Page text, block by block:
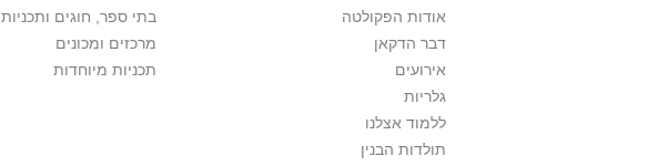
אודות הפקולטה
דבר הדקאן
אירועים
גלריות
ללמוד אצלנו
תולדות הבנין
בתי ספר, חוגים ותכניות
מרכזים ומכונים
תכניות מיוחדות